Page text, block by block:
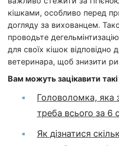
кішками, особливо перед
догляду за вихованцем.
проводьте
для своїх кішок відповідно
ветеринара, щоб знизити
Вам можуть зацікавити
Головоломка, яка
треба всього за 6
Як дізнатися